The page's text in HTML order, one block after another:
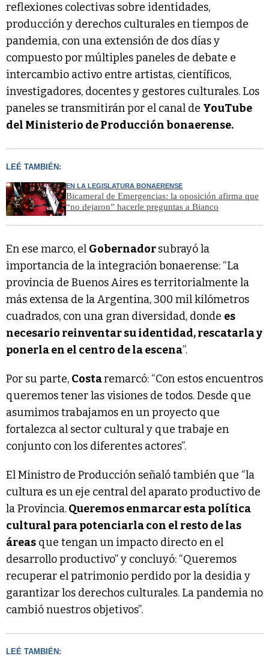
reflexiones colectivas sobre identidades,
producción y derechos culturales en tiempos de
pandemia, con una extensión de dos días y
compuesto por múltiples paneles de debate e
intercambio activo entre artistas, científicos,
investigadores, docentes y gestores culturales. Los
paneles se transmitirán por el canal de YouTube
del Ministerio de Producción bonaerense.
LEÉ TAMBIÉN:
EN LA LEGISLATURA BONAERENSE
Bicameral de Emergencias: la oposición afirma que
“no dejaron” hacerle preguntas a Bianco
En ese marco, el Gobernadorsubrayó la
importancia de la integración bonaerense: “La
provincia de Buenos Aires es territorialmente la
más extensa de la Argentina, 300 mil kilómetros
cuadrados, con una gran diversidad, donde es
necesario reinventar su identidad, rescatarla y
ponerla en el centro de la escena”.
Por su parte, Costaremarcó: “Con estos encuentros
queremos tener las visiones de todos. Desde que
asumimos trabajamos en un proyecto que
fortalezca al sector cultural y que trabaje en
conjunto con los diferentes actores”.
El Ministro de Producción señaló también que “la
cultura es un eje central del aparato productivo de
la Provincia.Queremos enmarcar esta política
cultural para potenciarla con el resto de las
áreas que tengan un impacto directo en el
desarrollo productivo” y concluyó: “Queremos
recuperar el patrimonio perdido por la desidia y
garantizar los derechos culturales. La pandemia no
cambió nuestros objetivos”.
LEÉ TAMBIÉN: